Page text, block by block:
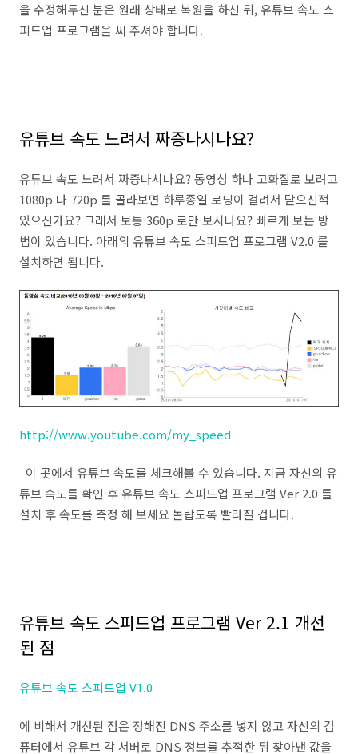
을 수정해두신 분은 원래 상태로 복원을 하신 뒤, 유튜브 속도 스
피드업 프로그램을 써 주셔야 합니다.
유튜브 속도 느려서 짜증나시나요?
유튜브 속도 느려서 짜증나시나요? 동영상 하나 고화질로 보려고
1080p 나 720p 를 골라보면 하루종일 로딩이 걸려서 닫으신적
있으신가요? 그래서 보통 360p 로만 보시나요? 빠르게 보는 방
법이 있습니다. 아래의 유튜브 속도 스피드업 프로그램 V2.0 를
설치하면 됩니다.
http://www.youtube.com/my_speed
이 곳에서 유튜브 속도를 체크해볼 수 있습니다. 지금 자신의 유
튜브 속도를 확인 후 유튜브 속도 스피드업 프로그램 Ver 2.0 를
설치 후 속도를 측정 해 보세요 놀랍도록 빨라질 겁니다.
유튜브 속도 스피드업 프로그램 Ver 2.1 개선
된 점
유튜브 속도 스피드업 V1.0
에 비해서 개선된 점은 정해진 DNS 주소를 넣지 않고 자신의 컴
퓨터에서 유튜브 각 서버로 DNS 정보를 추적한 뒤 찾아낸 값을